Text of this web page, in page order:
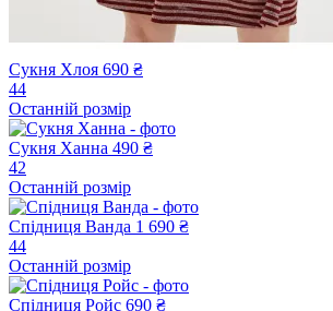
Сукня Хлоя 690 ₴
44
Останній розмір
Сукня Ханна 490 ₴
42
Останній розмір
Спідниця Ванда 1 690 ₴
44
Останній розмір
Спідниця Ройс 690 ₴